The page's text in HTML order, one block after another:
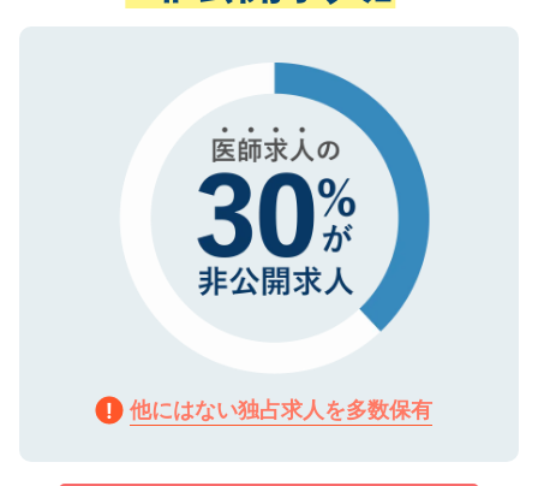
で、機密保持に関してもご安心ください。
ので、まずはご登録ください。
他にはない独占求人を多数保有